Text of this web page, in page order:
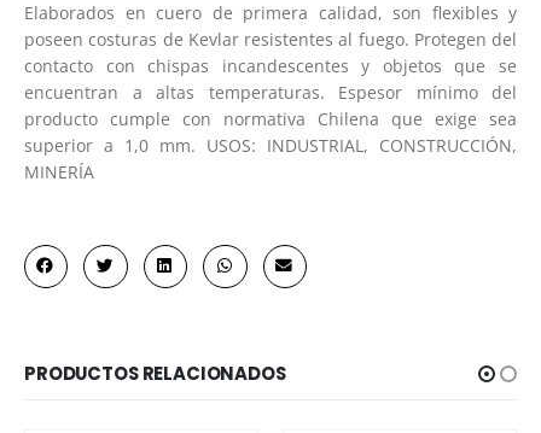
Elaborados en cuero de primera calidad, son flexibles y
poseen costuras de Kevlar resistentes al fuego. Protegen del
contacto con chispas incandescentes y objetos que se
encuentran a altas temperaturas. Espesor mínimo del
producto cumple con normativa Chilena que exige sea
superior a 1,0 mm. USOS: INDUSTRIAL, CONSTRUCCIÓN,
MINERÍA
PRODUCTOS RELACIONADOS